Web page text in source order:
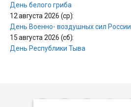
День белого гриба
12 августа 2026 (ср):
День Военно- воздушных сил России
15 августа 2026 (сб):
День Республики Тыва